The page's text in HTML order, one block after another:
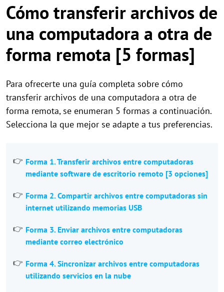
Cómo transferir archivos de
una computadora a otra de
forma remota [5 formas]
Para ofrecerte una guía completa sobre cómo
transferir archivos de una computadora a otra de
forma remota, se enumeran 5 formas a continuación.
Selecciona la que mejor se adapte a tus preferencias.
Forma 1. Transferir archivos entre computadoras
mediante software de escritorio remoto [3 opciones]
Forma 2. Compartir archivos entre computadoras sin
internet utilizando memorias USB
Forma 3. Enviar archivos entre computadoras
mediante correo electrónico
Forma 4. Sincronizar archivos entre computadoras
utilizando servicios en la nube